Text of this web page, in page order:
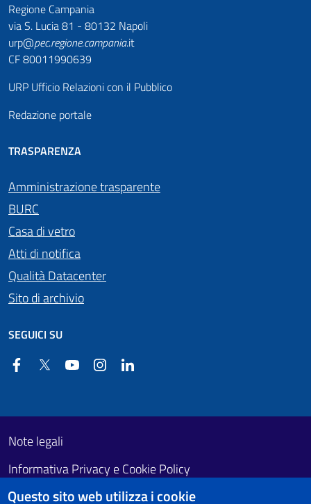
Regione Campania
via S. Lucia 81 - 80132 Napoli
urp@pec.regione.campania.it
CF 80011990639
URP Ufficio Relazioni con il Pubblico
Redazione portale
TRASPARENZA
Amministrazione trasparente
BURC
Casa di vetro
Atti di notifica
Qualità Datacenter
Sito di archivio
SEGUICI SU
FacebookTwitter YouTube Instagram
Footer First
Useful links section
Note legali
Informativa Privacy e Cookie Policy
Obiettivi di accessibilità
Questo sito web utilizza i cookie